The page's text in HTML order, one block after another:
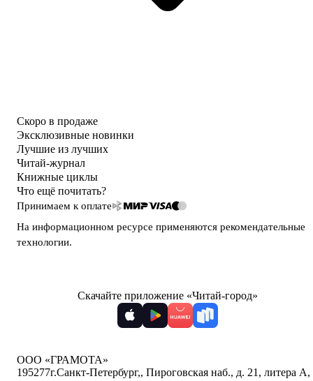
Скоро в продаже
Эксклюзивные новинки
Лучшие из лучших
Читай-журнал
Книжные циклы
Что ещё почитать?
Принимаем к оплате
На информационном ресурсе применяются рекомендательные
технологии.
Скачайте приложение «Читай-город»
ООО «ГРАМОТА»
195277г.Санкт-Петербург,, Пироговская наб., д. 21, литера А,